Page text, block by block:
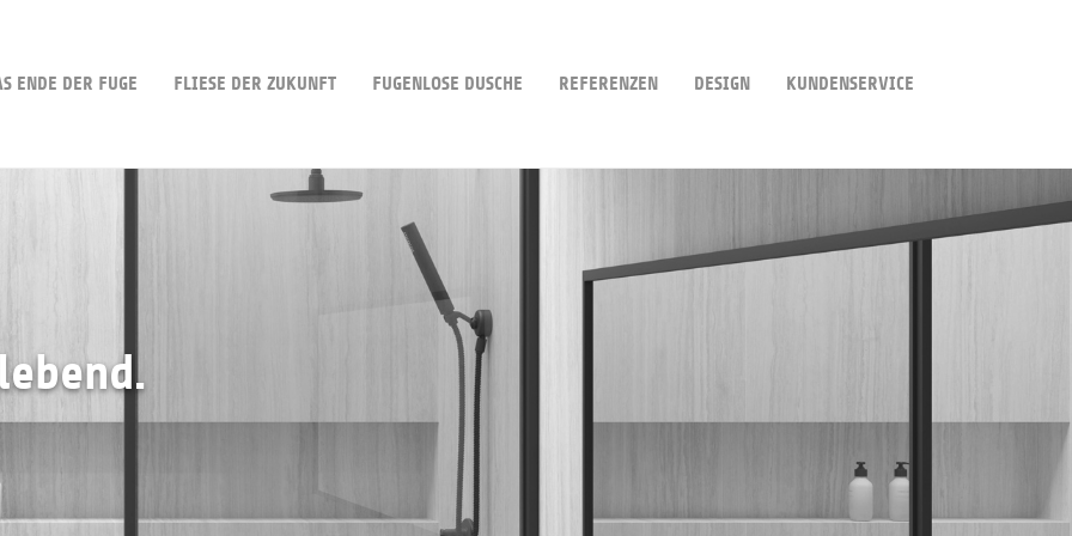
ENDE DER FUGE FLIESE DER ZUKUNFT FUGENLOSE DUSCHE REFERENZEN DESIGN KUNDENSERVICE